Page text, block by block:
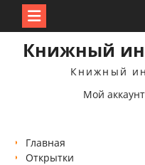
Книжный
Книжный
Мой аккаунт
Главная
Открытки